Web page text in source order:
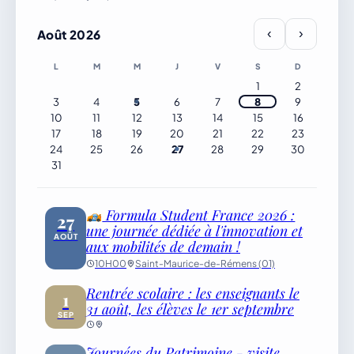
Août 2026 ‹ ›
L M M J V S D
1
2
3
4 5 6 7 8
9
10
11 12 13 14 15
16
17
18 19 20 21 22
23
24
25 26 27 28 29
30
31
27
AOÛT
Formula Student France 2026 :
une journée dédiée à l'innovation et
aux mobilités de demain !
10H00 Saint-Maurice-de-Rémens (01)
1
SEP
Rentrée scolaire : les enseignants le
31 août, les élèves le 1er septembre